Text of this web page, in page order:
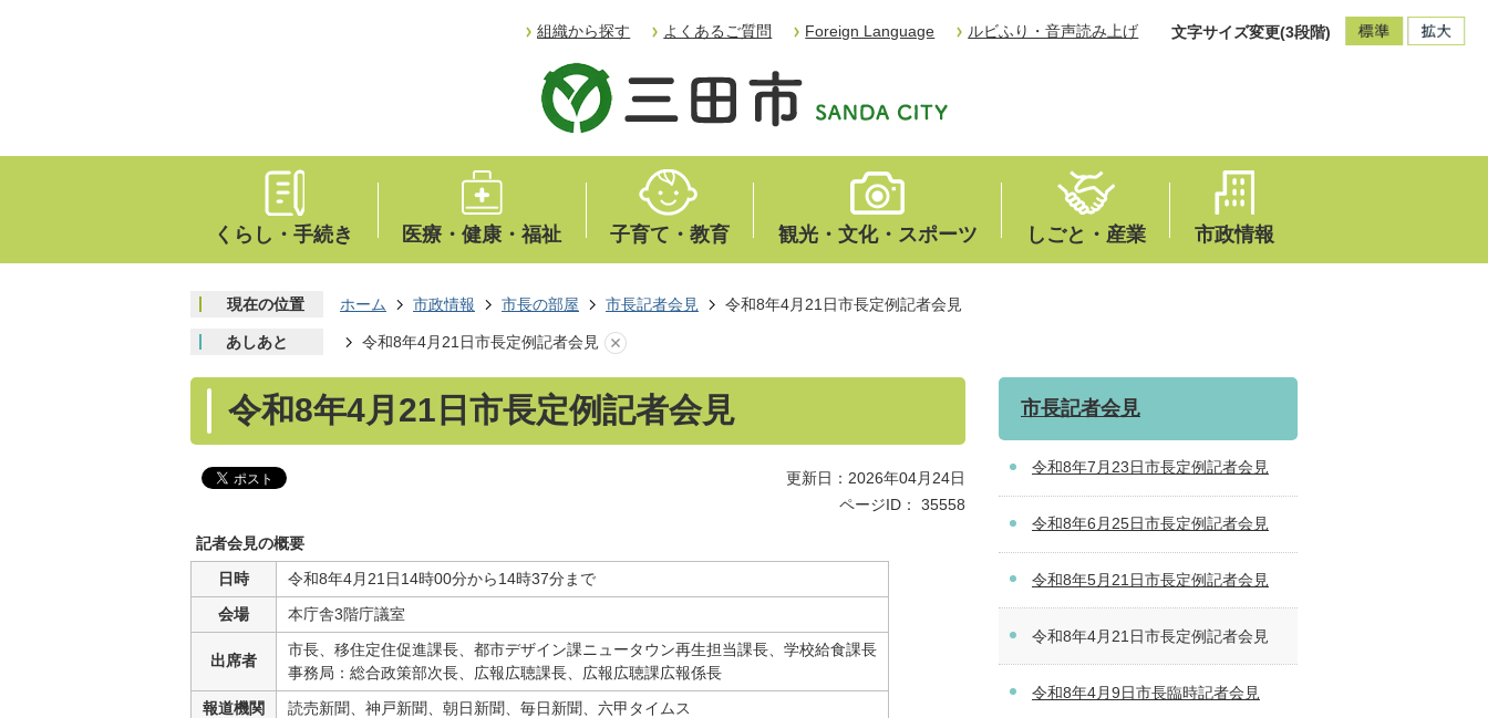
組織から探す よくあるご質問 Foreign Language ルビふり・音声読み上げ 文字サイズ変更(3段階)
くらし・手続き 医療・健康・福祉 子育て・教育 観光・文化・スポーツ しごと・産業 市政情報
現在の位置 ホーム 市政情報 市長の部屋 市長記者会見 令和8年4月21日市長定例記者会見
あしあと 令和8年4月21日市長定例記者会見
令和8年4月21日市長定例記者会見
更新日：2026年04月24日
ページID：
35558
記者会見の概要
日時
令和8年4月21日14時00分から14時37分まで
会場
本庁舎3階庁議室
出席者
市長、移住定住促進課長、都市デザイン課ニュータウン再生担当課長、学校給食課長
事務局：総合政策部次長、広報広聴課長、広報広聴課広報係長
報道機関
読売新聞、神戸新聞、朝日新聞、毎日新聞、六甲タイムス
市長記者会見
令和8年7月23日市長定例記者会見
令和8年6月25日市長定例記者会見
令和8年5月21日市長定例記者会見
令和8年4月21日市長定例記者会見
令和8年4月9日市長臨時記者会見